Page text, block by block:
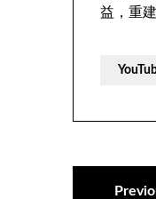
益，重